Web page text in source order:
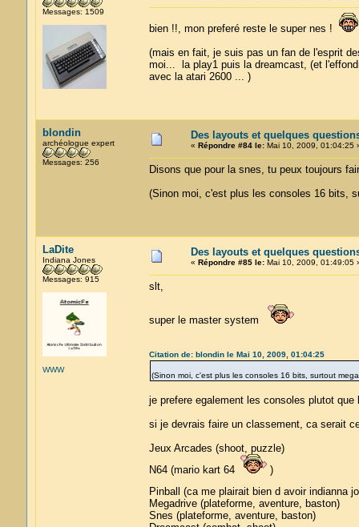
Messages: 1509
bien !!, mon preferé reste le super nes !
(mais en fait, je suis pas un fan de l'esprit
moi... la play1 puis la dreamcast, (et
avec la atari 2600 ... )
blondin
archéologue expert
Messages: 256
Des layouts et quelques
« Répondre #84 le:Mai 10, 2009, 01:04:25
Disons que pour la snes, tu peux toujours
(Sinon moi, c'est plus les consoles 16 bits,
LaDite
Indiana Jones
Messages: 915
WWW
Des layouts et quelques
« Répondre #85 le:Mai 10, 2009, 01:49:05
slt,
super le master system
Citation de: blondin le Mai 10, 2009, 01:04:25
(Sinon moi, c'est plus les consoles 16 bits, surtout
je prefere egalement les consoles plutot que
si je devrais faire un classement, ca serait
Jeux Arcades (shoot, puzzle)
N64 (mario kart 64
)
Pinball (ca me plairait bien d avoir indianna
Megadrive (plateforme, aventure, baston)
Snes (plateforme, aventure, baston)